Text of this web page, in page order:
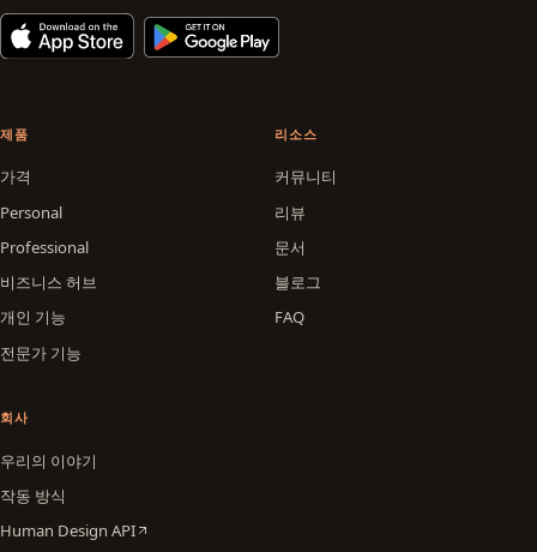
제품
가격
Personal
Professional
비즈니스 허브
개인 기능
전문가 기능
리소스
커뮤니티
리뷰
문서
블로그
FAQ
회사
우리의 이야기
작동 방식
Human Design API